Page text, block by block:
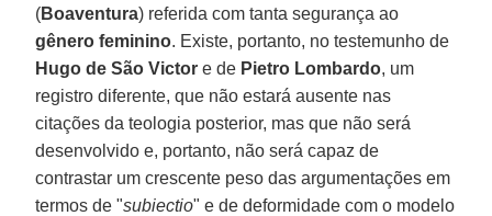
(Boaventura) referida com tanta segurança ao
gênero feminino. Existe, portanto, no testemunho de
Hugo de São Victor e de Pietro Lombardo, um
registro diferente, que não estará ausente nas
citações da teologia posterior, mas que não será
desenvolvido e, portanto, não será capaz de
contrastar um crescente peso das argumentações em
termos de "subiectio" e de deformidade com o modelo